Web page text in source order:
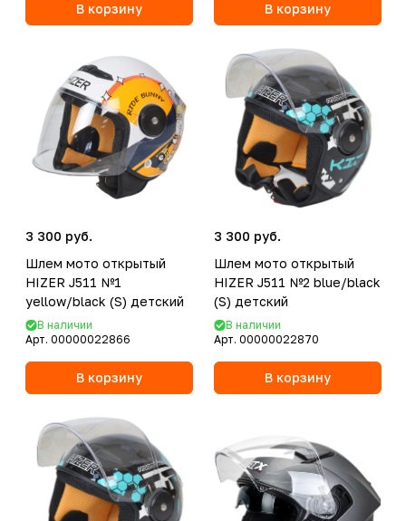
В корзину В корзину
3 300 руб.
Шлем мото открытый
HIZER J511 №1
yellow/black (S) детский
В наличии
Арт. 00000022866
В корзину
3 300 руб.
Шлем мото открытый
HIZER J511 №2 blue/black
(S) детский
В наличии
Арт. 00000022870
В корзину